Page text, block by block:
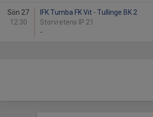
Sön 27
12:30
IFK Tumba FK Vit - Tullinge BK 2
Storvretens IP 21
-